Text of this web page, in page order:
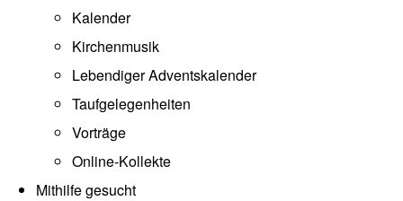
Kalender
Kirchenmusik
Lebendiger Adventskalender
Taufgelegenheiten
Vorträge
Online-Kollekte
Mithilfe gesucht